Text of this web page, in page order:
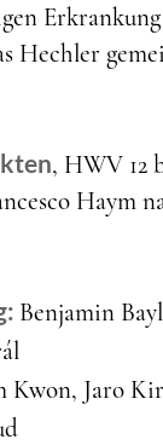
Hechler
, HWV 12
Haym
Benjamin Bayl
Kwon, Jaro